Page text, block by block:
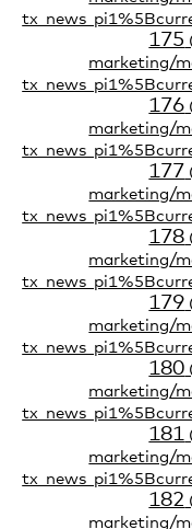
175
176
177
178
179
180
181
182